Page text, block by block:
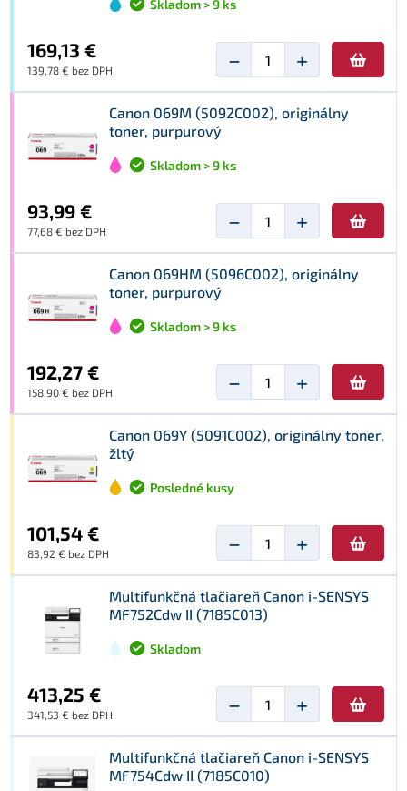
Skladom > 9 ks
169,13 €
139,78 € bez DPH − +
Canon 069M (5092C002), originálny
toner, purpurový
Skladom > 9 ks
93,99 €
77,68 € bez DPH − +
Canon 069HM (5096C002), originálny
toner, purpurový
Skladom > 9 ks
192,27 €
158,90 € bez DPH − +
Canon 069Y (5091C002), originálny toner,
žltý
Posledné kusy
101,54 €
83,92 € bez DPH − +
Multifunkčná tlačiareň Canon i-SENSYS
MF752Cdw II (7185C013)
Skladom
413,25 €
341,53 € bez DPH − +
Multifunkčná tlačiareň Canon i-SENSYS
MF754Cdw II (7185C010)